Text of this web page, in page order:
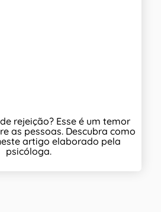
rejeição? Esse é um temor
as pessoas. Descubra como
artigo elaborado pela
psicóloga.